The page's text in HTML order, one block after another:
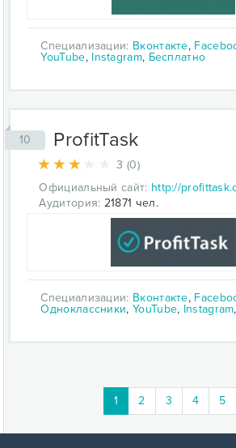
Специализации: Вконтакте,
YouTube, Instagram, Бесплатно
10 ProfitTask
3 (0)
Официальный сайт: http://
Аудитория: 21871 чел.
Специализации: Вконтакте,
Одноклассники, YouTube, Instagram,
1 2 3 4 5